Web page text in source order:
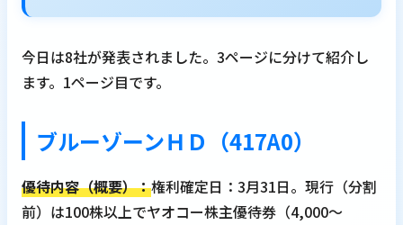
今日は8社が発表されました。3ページに分けて紹介し
ます。1ページ目です。
ブルーゾーンＨＤ（417A0）
優待内容（概要）：権利確定日：3月31日。現行（分割
前）は100株以上でヤオコー株主優待券（4,000～